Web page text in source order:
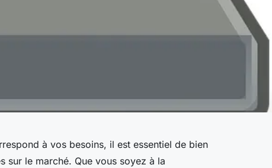
à vos besoins, il est essentiel de bien
sur le marché. Que vous soyez à la